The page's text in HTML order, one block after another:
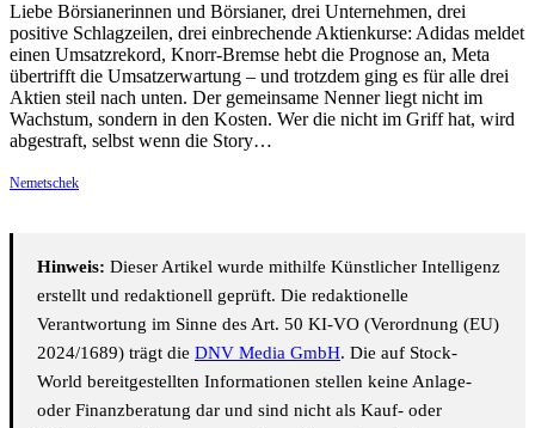
Liebe Börsianerinnen und Börsianer, drei Unternehmen, drei
positive Schlagzeilen, drei einbrechende Aktienkurse: Adidas meldet
einen Umsatzrekord, Knorr-Bremse hebt die Prognose an, Meta
übertrifft die Umsatzerwartung – und trotzdem ging es für alle drei
Aktien steil nach unten. Der gemeinsame Nenner liegt nicht im
Wachstum, sondern in den Kosten. Wer die nicht im Griff hat, wird
abgestraft, selbst wenn die Story…
Nemetschek
Hinweis: Dieser Artikel wurde mithilfe Künstlicher Intelligenz
erstellt und redaktionell geprüft. Die redaktionelle
Verantwortung im Sinne des Art. 50 KI-VO (Verordnung (EU)
2024/1689) trägt die DNV Media GmbH. Die auf Stock-
World bereitgestellten Informationen stellen keine Anlage-
oder Finanzberatung dar und sind nicht als Kauf- oder